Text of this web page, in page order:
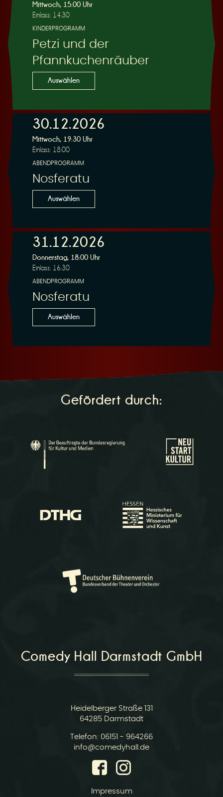
Mittwoch, 15:00 Uhr
Einlass: 14:30
KINDERPROGRAMM
Petzi und der
Pfannkuchenräuber
Auswählen
30.12.2026
Mittwoch, 19:30 Uhr
Einlass: 18:00
ABENDPROGRAMM
Nosferatu
Auswählen
31.12.2026
Donnerstag, 18:00 Uhr
Einlass: 16:30
ABENDPROGRAMM
Nosferatu
Auswählen
Gefördert durch:
Comedy Hall Darmstadt GmbH
Heidelberger Straße 131
64285 Darmstadt
Telefon: 06151 - 964266
E-
info@comedyhall.de
Impressum